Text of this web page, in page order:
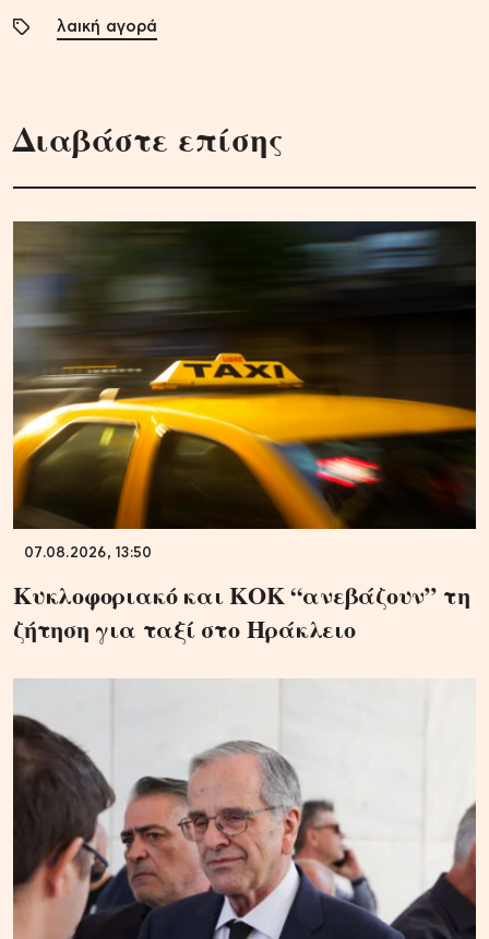
λαική αγορά
Διαβάστε επίσης
07.08.2026, 13:50
Κυκλοφοριακό και ΚΟΚ “ανεβάζουν” τη
ζήτηση για ταξί στο Ηράκλειο